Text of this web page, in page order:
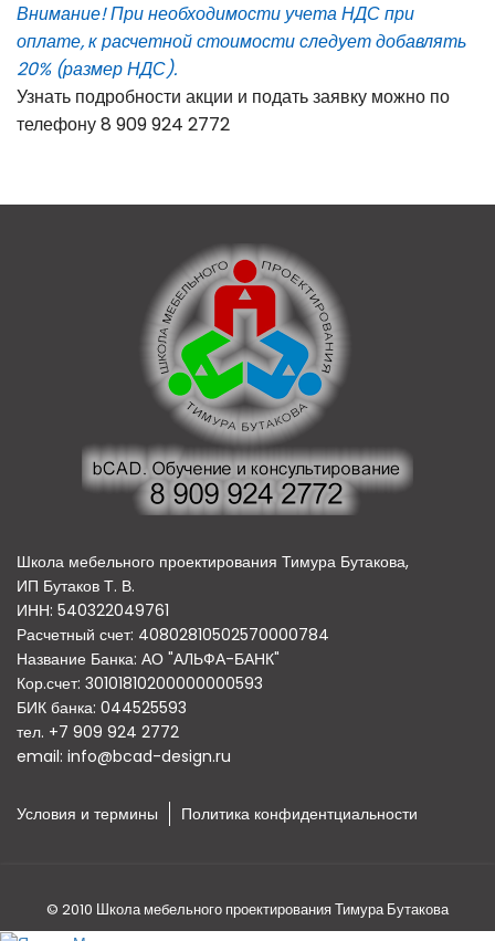
Внимание! При необходимости учета НДС при
оплате, к расчетной стоимости следует добавлять
20% (размер НДС).
Узнать подробности акции и подать заявку можно по
телефону 8 909 924 2772
Школа мебельного проектирования Тимура Бутакова,
ИП Бутаков Т. В.
ИНН: 540322049761
Расчетный счет: 40802810502570000784
Название Банка: АО "АЛЬФА-БАНК"
Кор.счет: 30101810200000000593
БИК банка: 044525593
тел. +7 909 924 2772
email: info@bcad-design.ru
Условия и термины Политика конфидентциальности
© 2010 Школа мебельного проектирования Тимура Бутакова